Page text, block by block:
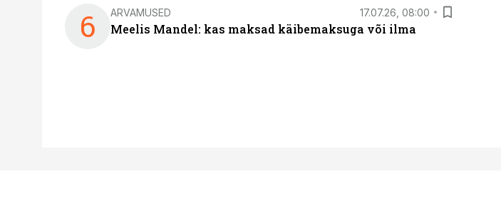
6 ARVAMUSED 17.07.26, 08:00
Meelis Mandel: kas maksad käibemaksuga või ilma